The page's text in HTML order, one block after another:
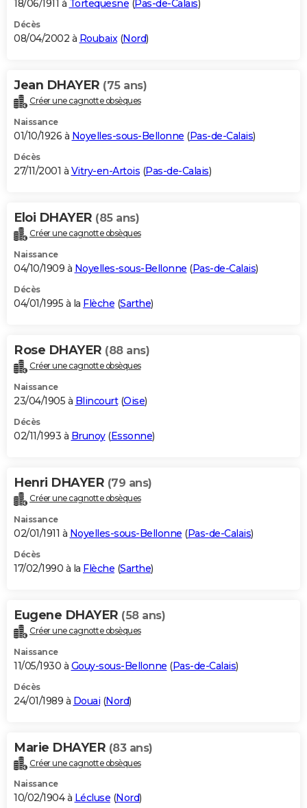
18/06/1911 à Tortequesne (Pas-de-Calais)
Décès
08/04/2002 à Roubaix(Nord)
Jean DHAYER (75 ans)
Créer une cagnotte obsèques
Naissance
01/10/1926 à Noyelles-sous-Bellonne (Pas-de-Calais)
Décès
27/11/2001 à Vitry-en-Artois (Pas-de-Calais)
Eloi DHAYER (85 ans)
Créer une cagnotte obsèques
Naissance
04/10/1909 à Noyelles-sous-Bellonne (Pas-de-Calais)
Décès
04/01/1995 à la Flèche (Sarthe)
Rose DHAYER (88 ans)
Créer une cagnotte obsèques
Naissance
23/04/1905 à Blincourt(Oise)
Décès
02/11/1993 à Brunoy(Essonne)
Henri DHAYER (79 ans)
Créer une cagnotte obsèques
Naissance
02/01/1911 à Noyelles-sous-Bellonne (Pas-de-Calais)
Décès
17/02/1990 à la Flèche (Sarthe)
Eugene DHAYER (58 ans)
Créer une cagnotte obsèques
Naissance
11/05/1930 à Gouy-sous-Bellonne (Pas-de-Calais)
Décès
24/01/1989 à Douai (Nord)
Marie DHAYER (83 ans)
Créer une cagnotte obsèques
Naissance
10/02/1904 à Lécluse (Nord)